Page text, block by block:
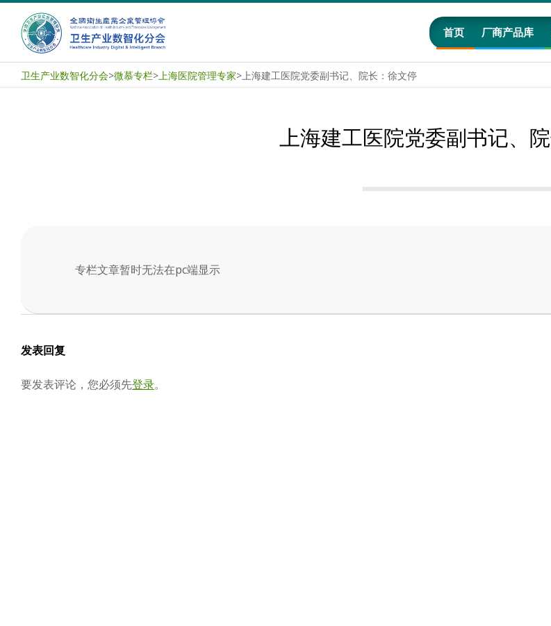
content卫
分
会
首页 厂商产品库
卫生产业数智化分会>微慕专栏>上海医院管理专家>上海建工医院党委副书记、院长：徐文停
上海建工医院党委副书记、
专栏文章暂时无法在pc端显示
12-
发表回复
要发表评论，您必须先登录。